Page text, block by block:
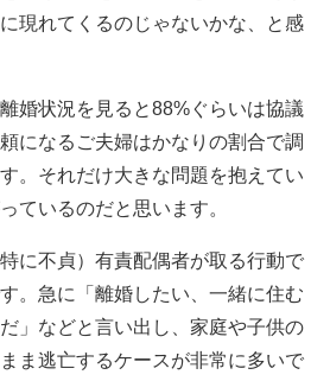
現れてくるのじゃないかな、と感
婚状況を見ると88%ぐらいは協議
になるご夫婦はかなりの割合で調
。それだけ大きな問題を抱えてい
ているのだと思います。
に不貞）有責配偶者が取る行動で
。急に「離婚したい、一緒に住む
」などと言い出し、家庭や子供の
ま逃亡するケースが非常に多いで